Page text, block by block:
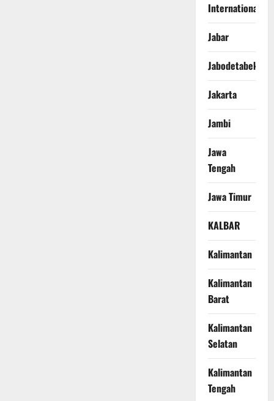
International
Jabar
Jabodetabek
Jakarta
Jambi
Jawa
Tengah
Jawa Timur
KALBAR
Kalimantan
Kalimantan
Barat
Kalimantan
Selatan
Kalimantan
Tengah